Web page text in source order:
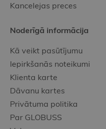
Kancelejas preces
Noderīgā informācija
Kā veikt pasūtījumu
Iepirkšanās noteikumi
Klienta karte
Dāvanu kartes
Privātuma politika
Par GLOBUSS